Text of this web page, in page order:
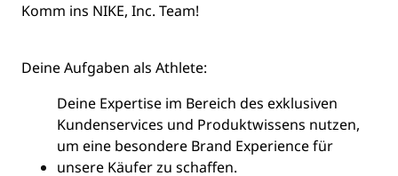
Komm ins NIKE, Inc. Team!
Deine Aufgaben als Athlete:
Deine Expertise im Bereich des exklusiven
Kundenservices und Produktwissens nutzen,
um eine besondere Brand Experience für
unsere Käufer zu schaffen.